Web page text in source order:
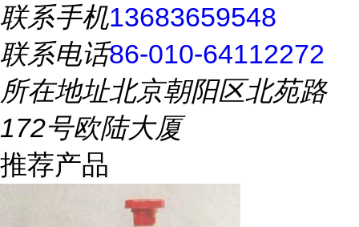
联系手机13683659548
联系电话86-010-64112272
所在地址北京朝阳区北苑路
172号欧陆大厦
推荐产品